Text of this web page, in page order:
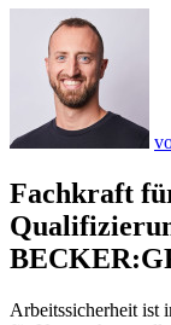
Fachkraft
Arbeitssicherheit ist